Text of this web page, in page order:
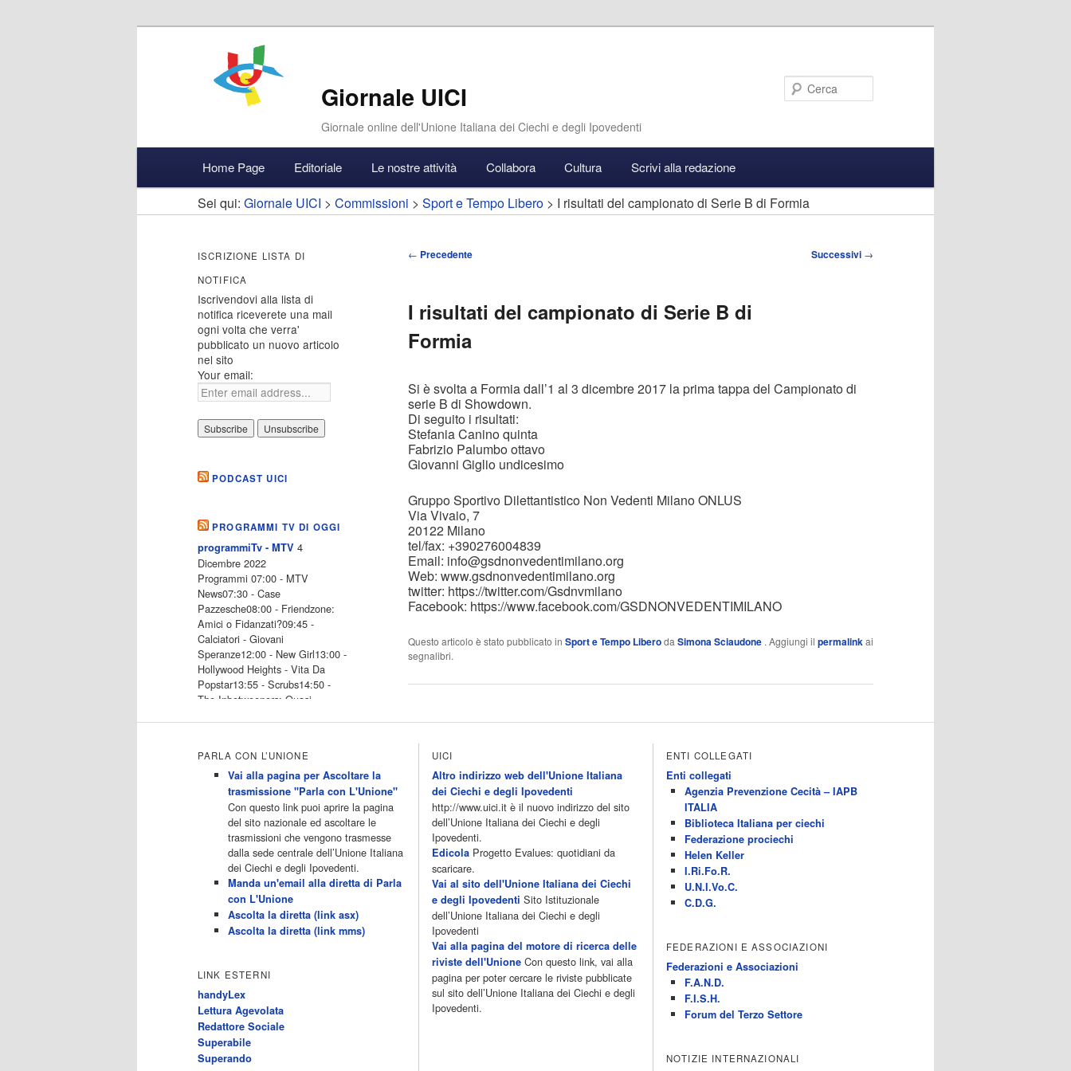
Giornale UICI
Giornale online dell'Unione Italiana dei Ciechi e degli Ipovedenti
Vai
al
contenuto
principale
Vai
al
contenuto
secondario
Accedi
Home Page Editoriale Le nostre attività Collabora Cultura Scrivi alla redazione
Sei qui: Giornale UICI > Commissioni > Sport e Tempo Libero > I risultati del campionato di Serie B di Formia
Navigazione
← Precedente Successivi →
I risultati del campionato di Serie B di
Formia
Si è svolta a Formia dall’1 al 3 dicembre 2017 la prima tappa del Campionato di
serie B di Showdown.
Di seguito i risultati:
Stefania Canino quinta
Fabrizio Palumbo ottavo
Giovanni Giglio undicesimo
Gruppo Sportivo Dilettantistico Non Vedenti Milano ONLUS
Via Vivaio, 7
20122 Milano
tel/fax: +390276004839
Email: info@gsdnonvedentimilano.org
Web: www.gsdnonvedentimilano.org
twitter: https://twitter.com/Gsdnvmilano
Facebook: https://www.facebook.com/GSDNONVEDENTIMILANO
Questo articolo è stato pubblicato in Sport e Tempo Liberoda Simona Sciaudone . Aggiungi il permalinkai
segnalibri.
ISCRIZIONE LISTA DI
NOTIFICA
Iscrivendovi alla lista di
notifica riceverete una mail
ogni volta che verra'
pubblicato un nuovo articolo
nel sito
Your email:
PODCAST UICI
PROGRAMMI TV DI OGGI
programmiTv - MTV 4
Dicembre 2022
Programmi 07:00 - MTV
News07:30 - Case
Pazzesche08:00 - Friendzone:
Amici o Fidanzati?09:45 -
Calciatori - Giovani
Speranze12:00 - New Girl13:00 -
Hollywood Heights - Vita Da
Popstar13:55 - Scrubs14:50 -
The Inbetweeners: Quasi
Catfish: False Identita'18:25 -
Ginnaste - […]
Acor3.it
programmiTv - ALL MUSIC 4
Dicembre 2022
Programmi 06.30
Star.Meteo.News 09.30 The
Club 10.00 Deejay chiama Italia
12.00 Inbox 13.00 13.00 All
News 13.05 Inbox 13.30 The
Club 14.00 Community 15.00 All
music loves you 16.00 16.00 All
19.30 19.30 Human Guinea Pigs
20.00 Inbox 21.00 Code
Monkeys 21.30 Sons of Butcher
[…]
Acor3.it
programmiTv - ITALIA 1
Dicembre 2022
PARLA CON L’UNIONE
Vai alla pagina per Ascoltare la
trasmissione "Parla con L'Unione"
Con questo link puoi aprire la pagina
del sito nazionale ed ascoltare le
trasmissioni che vengono trasmesse
dalla sede centrale dell’Unione Italiana
dei Ciechi e degli Ipovedenti.
Manda un'email alla diretta di Parla
con L'Unione
Ascolta la diretta (link asx)
Ascolta la diretta (link mms)
LINK ESTERNI
handyLex
Lettura Agevolata
Redattore Sociale
Superabile
Superando
UICI
Altro indirizzo web dell'Unione Italiana
dei Ciechi e degli Ipovedenti
http://www.uici.it è il nuovo indirizzo del sito
dell’Unione Italiana dei Ciechi e degli
Ipovedenti.
Edicola Progetto Evalues: quotidiani da
scaricare.
Vai al sito dell'Unione Italiana dei Ciechi
e degli Ipovedenti Sito Istituzionale
dell’Unione Italiana dei Ciechi e degli
Ipovedenti
Vai alla pagina del motore di ricerca delle
riviste dell'Unione Con questo link, vai alla
pagina per poter cercare le riviste pubblicate
sul sito dell’Unione Italiana dei Ciechi e degli
Ipovedenti.
ENTI COLLEGATI
Enti collegati
Agenzia Prevenzione Cecità – IAPB
ITALIA
Biblioteca Italiana per ciechi
Federazione prociechi
Helen Keller
I.Ri.Fo.R.
U.N.I.Vo.C.
C.D.G.
FEDERAZIONI E ASSOCIAZIONI
Federazioni e Associazioni
F.A.N.D.
F.I.S.H.
Forum del Terzo Settore
NOTIZIE INTERNAZIONALI